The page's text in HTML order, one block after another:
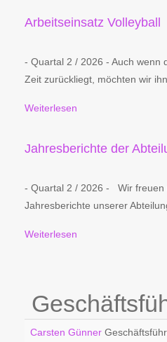
Arbeitseinsatz Volleyball
- Quartal 2 / 2026 - Auch wenn
Zeit zurückliegt, möchten wir
Weiterlesen
Jahresberichte der
- Quartal 2 / 2026 - Wir freuen
Jahresberichte unserer
Weiterlesen
Carsten Günner